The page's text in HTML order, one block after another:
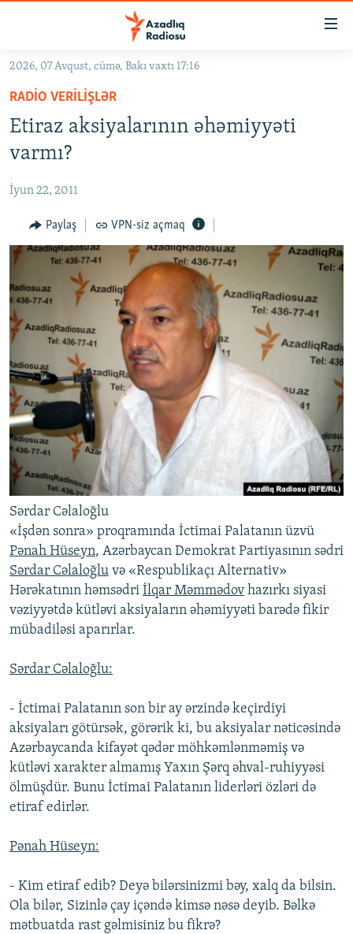
Əsas
qayıt
Əsas
naviqasiyaya
qayıt
Axtarışa
keç
GÜNDƏM
KORRUPSIOMETR
FƏRQƏ BAX
QANUNI DOĞRU
ARAŞDIRMA
MULTIMEDIA
FOTOQALEREYA
İNFOQRAFIKA
KARIKATURA
RADIO ARXIV
OXU ZALI
AZƏRBAYCAN ƏDƏBIYYATI KITABXANASI
İSLAM VƏ DEMOKRATIYA
İZ - MƏDƏNIYYƏT PROQRAMI
HAQQIMIZDA
MISSIYAMIZ
PEŞƏ ETIKASI VƏ JURNALISTIKA STANDARTLARIMIZ
MATERIALLARIMIZDAN ISTIFADƏ
AZADLIQRADIOSU MOBIL TELEFONUNUZDA
BIZIMLƏ ƏLAQƏ
XƏBƏR BÜLLETENLƏRIMIZ
BIZI IZLƏ
RFE/RL-in bütün saytları
2026, 07 Avqust, cümə, Bakı vaxtı 17:16
RADIO VERILIŞLƏR
Etiraz aksiyalarının əhəmiyyəti
varmı?
İyun 22, 2011
Paylaş VPN-siz açmaq
Sərdar Cəlaloğlu
«İşdən sonra» proqramında İctimai Palatanın üzvü
Pənah Hüseyn, Azərbaycan Demokrat Partiyasının sədri
Sərdar Cəlaloğlu və «Respublikaçı Alternativ»
Hərəkatının həmsədri İlqar Məmmədov hazırkı siyasi
vəziyyətdə kütləvi aksiyaların əhəmiyyəti barədə fikir
mübadiləsi aparırlar.
Sərdar Cəlaloğlu:
- İctimai Palatanın son bir ay ərzində keçirdiyi
aksiyaları götürsək, görərik ki, bu aksiyalar nəticəsində
Azərbaycanda kifayət qədər möhkəmlənməmiş və
kütləvi xarakter almamış Yaxın Şərq əhval-ruhiyyəsi
ölmüşdür. Bunu İctimai Palatanın liderləri özləri də
etiraf edirlər.
Pənah Hüseyn:
- Kim etiraf edib? Deyə bilərsinizmi bəy, xalq da bilsin.
Ola bilər, Sizinlə çay içəndə kimsə nəsə deyib. Bəlkə
mətbuatda rast gəlmisiniz bu fikrə?